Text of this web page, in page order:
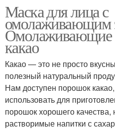
Маска для лица с
омолаживающим
Омолаживающие
какао
Какао — это не просто
полезный натуральный
Нам доступен порошок
использовать для
порошок хорошего качества,
растворимые напитки с